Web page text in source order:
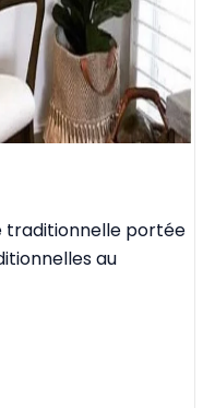
traditionnelle portée
au